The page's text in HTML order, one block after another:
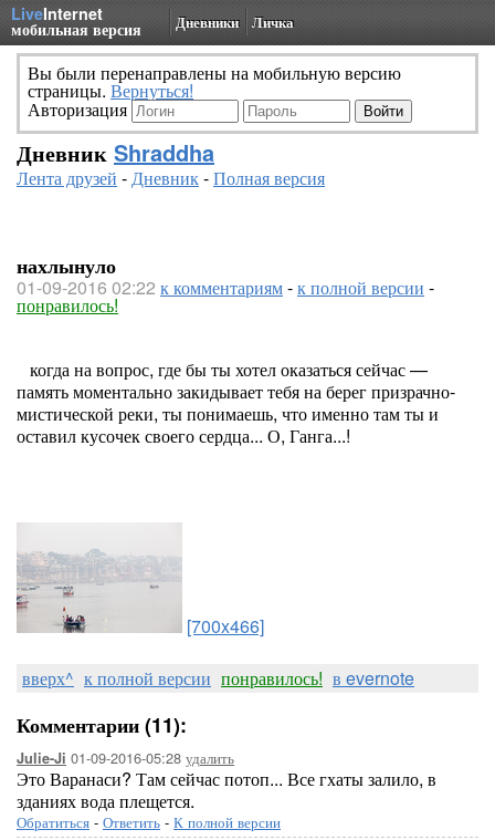
LiveInternet
мобильная версия Дневники Личка
Вы были перенаправлены на мобильную версию
страницы. Вернуться!
Авторизация
Дневник Shraddha
Лента друзей -Дневник-Полная версия
нахлынуло
01-09-2016 02:22 к комментариям-к полной версии -
понравилось!
когда на вопрос, где бы ты хотел оказаться сейчас —
память моментально закидывает тебя на берег призрачно-
мистической реки, ты понимаешь, что именно там ты и
оставил кусочек своего сердца... О, Ганга...!
[700x466]
вверх^ к полной версии понравилось! в evernote
Комментарии (11):
Julie-Ji 01-09-2016-05:28 удалить
Это Варанаси? Там сейчас потоп... Все гхаты залило, в
зданиях вода плещется.
Обратиться - Ответить - К полной версии